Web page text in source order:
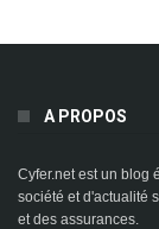
A PROPOS
Cyfer.net est un blog
société et d'actualité
et des assurances.